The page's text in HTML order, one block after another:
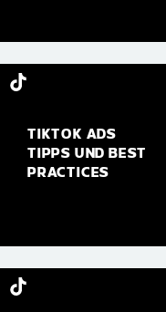
TIKTOK ADS
TIPPS UND BEST
PRACTICES